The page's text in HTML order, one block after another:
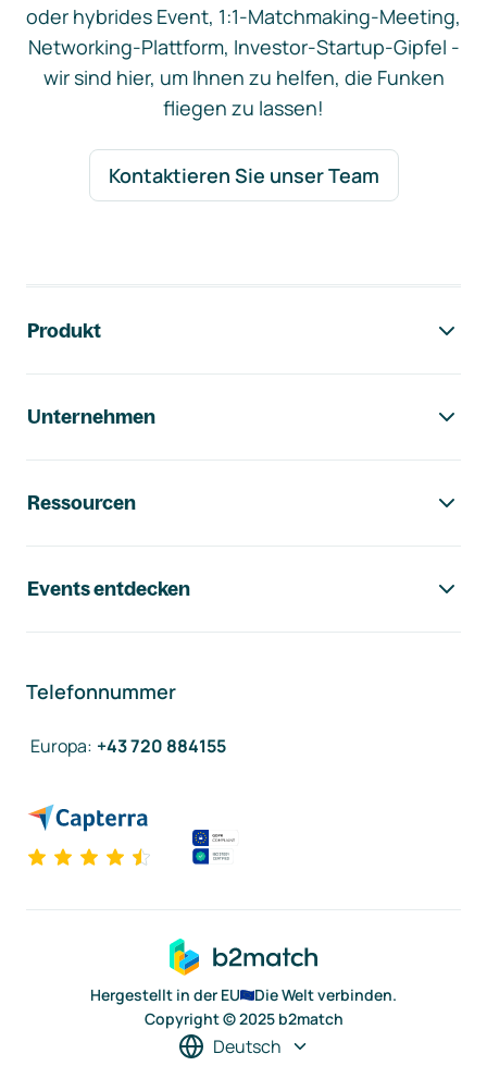
oder hybrides Event, 1:1-Matchmaking-Meeting,
Networking-Plattform, Investor-Startup-Gipfel -
wir sind hier, um Ihnen zu helfen, die Funken
fliegen zu lassen!
Kontaktieren Sie unser Team
Produkt
Unternehmen
Ressourcen
Events entdecken
Telefonnummer
Europa: +43 720 884155
Hergestellt in der EU
Die Welt verbinden.
Copyright © 2025 b2match
Deutsch